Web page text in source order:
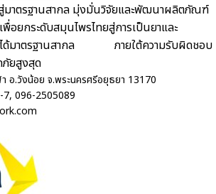
มาตรฐานสากล มุ่งมั่นวิจัยและพัฒนาผลิตภัณฑ์
อยกระดับสมุนไพรไทยสู่การเป็นยาและ
ได้มาตรฐานสากล ภายใต้ความรับผิดชอบ
ยสูงสุด
อ.วังน้อย จ.พระนครศรีอยุธยา 13170
096-2505089